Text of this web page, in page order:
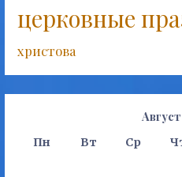
церковные
христова
Пн Вт Ср